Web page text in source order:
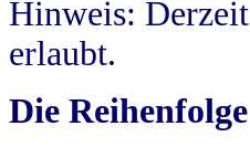
Hinweis:
erlaubt.
Die